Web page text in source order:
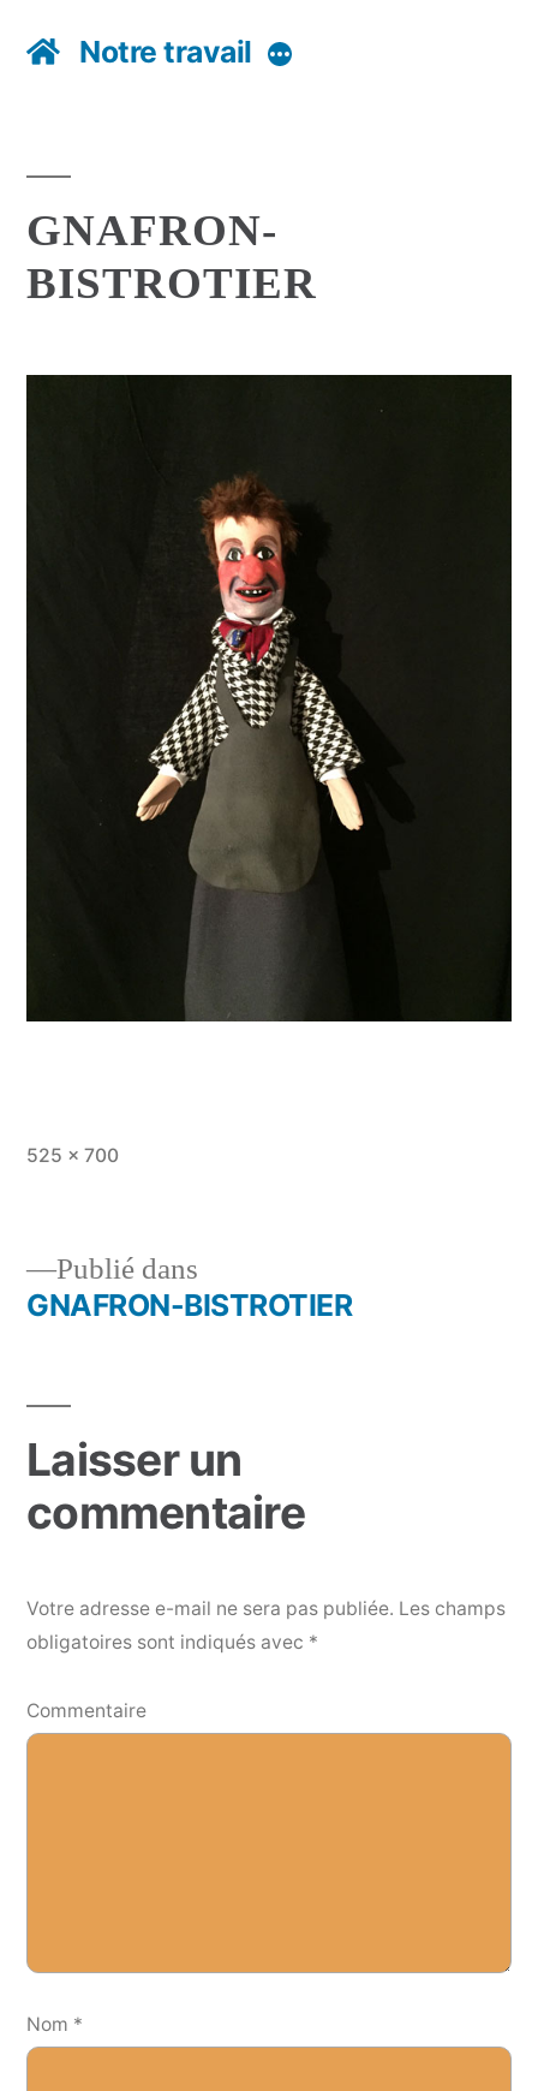
Notre travail Plus
GNAFRON-
BISTROTIER
Taille
525 × 700
Navigation
l’article
Publié dans
GNAFRON-BISTROTIER
Laisser un
commentaire
Votre adresse e-mail ne sera pas publiée. Les champs
obligatoires sont indiqués avec *
Commentaire
Nom *